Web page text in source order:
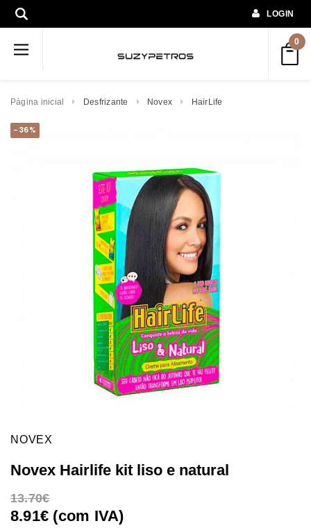
LOGIN
0
Página inicial Desfrizante Novex HairLife
-36%
NOVEX
Novex Hairlife kit liso e natural
13.70
8.91€ (com IVA)